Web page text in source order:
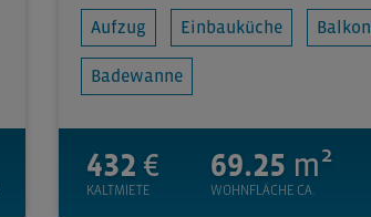
Aufzug Einbauküche Balkon
Badewanne
432 €
KALTMIETE
69.25 m²
WOHNFLÄCHE CA.